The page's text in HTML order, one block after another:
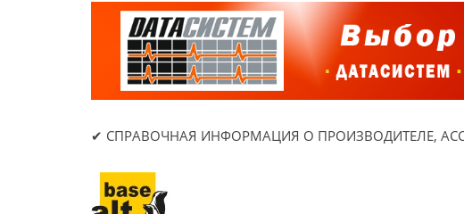
✔ СПРАВОЧНАЯ ИНФОРМАЦИЯ О ПРОИЗВОДИТЕЛЕ,